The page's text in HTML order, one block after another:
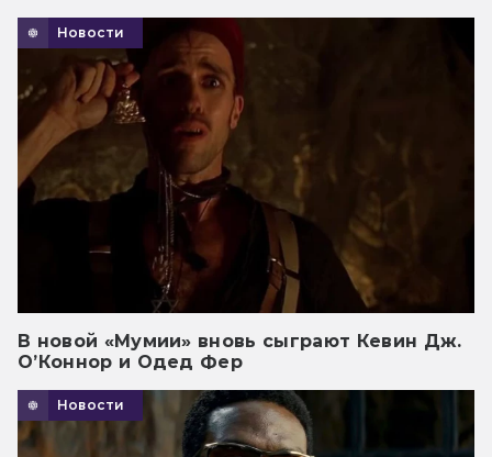
Новости
В новой «Мумии» вновь сыграют Кевин Дж.
О’Коннор и Одед Фер
Новости